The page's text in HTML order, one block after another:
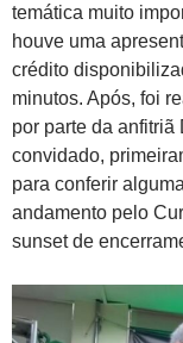
temática muito
houve uma
crédito
minutos. Após, foi
por parte da
convidado,
para conferir
andamento pelo
sunset de